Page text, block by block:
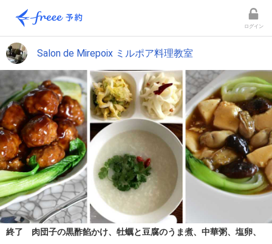
ログイン
Salon de Mirepoix ミルポア料理教室
終了 肉団子の黒酢餡かけ、牡蠣と豆腐のうま煮、中華粥、塩卵、